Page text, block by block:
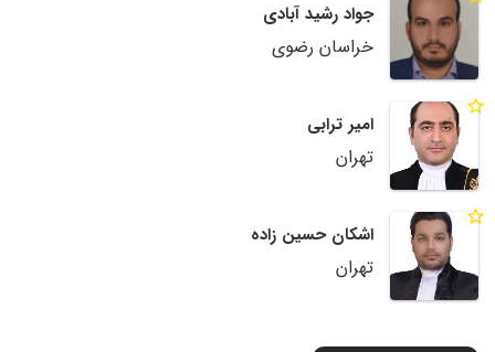
جواد رشید آبادی
خراسان رضوی
امیر ترابی
تهران
اشکان حسین زاده
تهران